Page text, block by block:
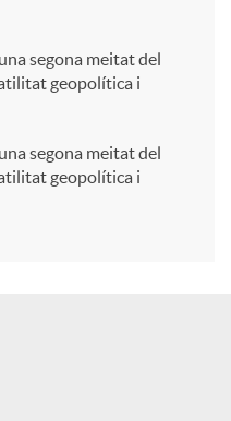
segona meitat del
geopolítica i
segona meitat del
geopolítica i